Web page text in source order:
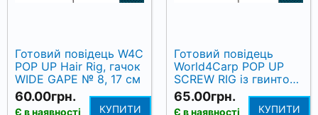
Готовий повідець W4C
POP UP Hair Rig, гачок
WIDE GAPE № 8, 17 см
60.00грн.
Є в наявності КУПИТИ
Готовий повідець
World4Carp POP UP
SCREW RIG із гвинтом,
гачок WIDE GAPE №6,
15 см
65.00грн.
Є в наявності КУПИТИ